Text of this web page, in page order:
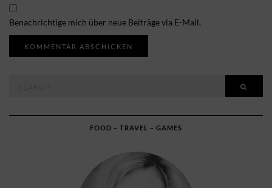
Benachrichtige mich über neue Beiträge via E-Mail.
FOOD – TRAVEL – GAMES